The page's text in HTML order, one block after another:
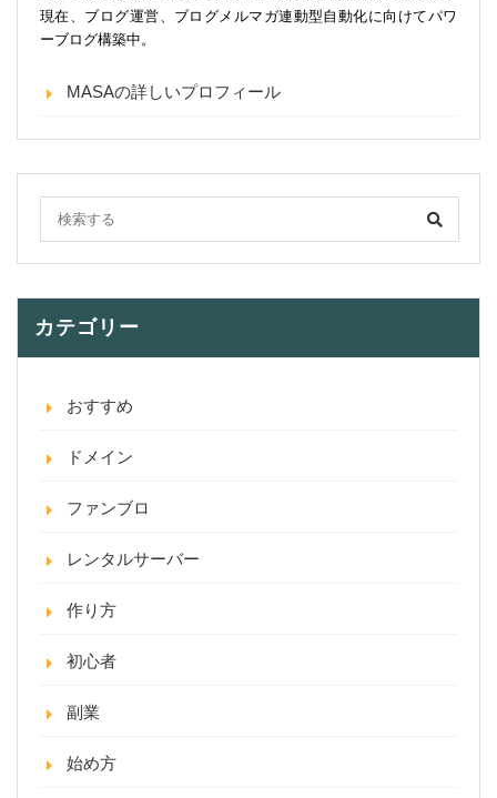
現在、ブログ運営、ブログメルマガ連動型自動化に向けてパワ
ーブログ構築中。
MASAの詳しいプロフィール
カテゴリー
おすすめ
ドメイン
ファンブロ
レンタルサーバー
作り方
初心者
副業
始め方